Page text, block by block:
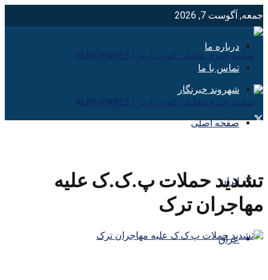
جمعه, آگوست 7, 2026
درباره ما
تماس با ما
شهروند خبرنگار
صفحه اصلی
ایران
عراق
تشدید حملات پ.ک.ک علیه
مهاجران ترک